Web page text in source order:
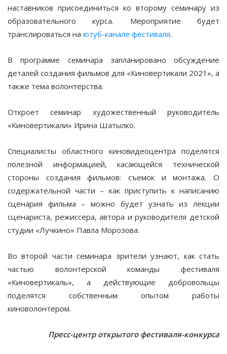
наставников присоединиться ко второму семинару из
образовательного курса. Мероприятие будет
транслироваться на ютуб-канале фестиваля.
В программе семинара запланировано обсуждение
деталей создания фильмов для «Киновертикали 2021», а
также тема волонтерства.
Откроет семинар художественный руководитель
«Киновертикали» Ирина Шатылко.
Специалисты областного киновидеоцентра поделятся
полезной информацией, касающейся технической
стороны создания фильмов: съемок и монтажа. О
содержательной части – как приступить к написанию
сценария фильма – можно будет узнать из лекции
сценариста, режиссера, автора и руководителя детской
студии «Лучкино» Павла Морозова.
Во второй части семинара зрители узнают, как стать
частью волонтерской команды фестиваля
«Киновертикаль», а действующие добровольцы
поделятся собственным опытом работы
киноволонтером.
Пресс-центр открытого фестиваля-конкурса